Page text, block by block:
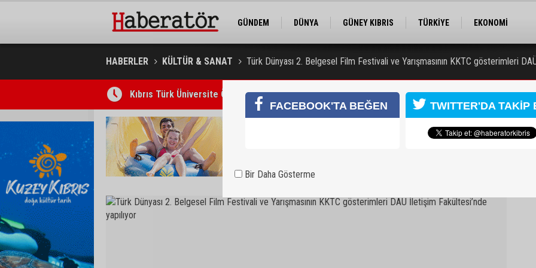
GÜNDEM DÜNYA GÜNEY KIBRIS TÜRKİYE
EKONOMİ
HABERLER KÜLTÜR & SANAT Türk Dünyası 2. Belgesel Film Festivali ve Yarışmasının KKTC gösterimleri
Kıbrıs Türk Üniversite Öğrencileri Kongresi için kayıtlar sürüyor
FACEBOOK'TA BEĞEN TWITTER'DA TAKİP
Bir Daha Gösterme